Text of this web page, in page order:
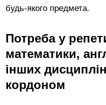
будь-якого предмета.
Потреба у
математики,
інших
кордоном